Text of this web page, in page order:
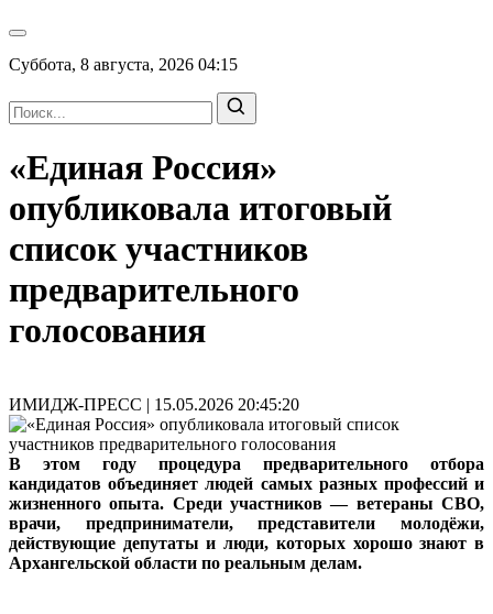
Суббота, 8 августа, 2026 04:15
«Единая Россия»
опубликовала итоговый
список участников
предварительного
голосования
ИМИДЖ-ПРЕСС | 15.05.2026 20:45:20
В этом году процедура предварительного отбора
кандидатов объединяет людей самых разных профессий и
жизненного опыта. Среди участников — ветераны СВО,
врачи, предприниматели, представители молодёжи,
действующие депутаты и люди, которых хорошо знают в
Архангельской области по реальным делам.